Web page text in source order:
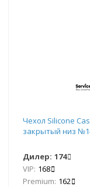
Чехол Silicone
закрытый низ
Дилер: 174
VIP: 168
Premium: 162